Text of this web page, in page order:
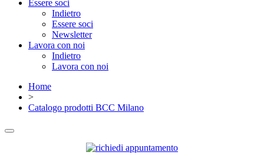
Essere soci
Indietro
Essere soci
Newsletter
Lavora con noi
Indietro
Lavora con noi
Home
>
Catalogo prodotti BCC Milano